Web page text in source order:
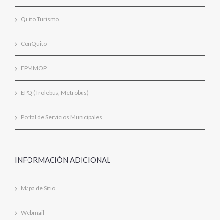
Quito Turismo
ConQuito
EPMMOP
EPQ (Trolebus, Metrobus)
Portal de Servicios Municipales
INFORMACIÓN ADICIONAL
Mapa de Sitio
Webmail